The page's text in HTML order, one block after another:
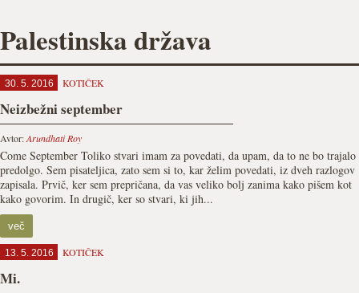
Palestinska država
30. 5. 2016 KOTIČEK
Neizbežni september
Avtor:Arundhati Roy
Come September Toliko stvari imam za povedati, da upam, da to ne bo trajalo
predolgo. Sem pisateljica, zato sem si to, kar želim povedati, iz dveh razlogov
zapisala. Prvič, ker sem prepričana, da vas veliko bolj zanima kako pišem kot
kako govorim. In drugič, ker so stvari, ki jih...
več
13. 5. 2016 KOTIČEK
Mi.